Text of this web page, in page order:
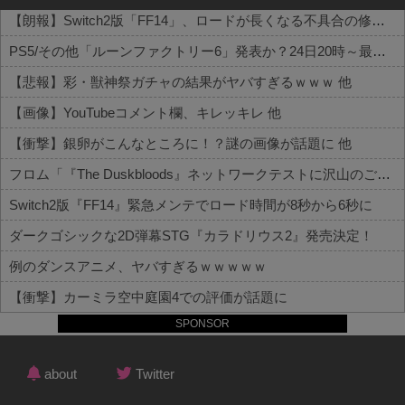
SPONSOR
【朗報】Switch2版「FF14」、ロードが長くなる不具合の修正パッチを本日配信 他
PS5/その他「ルーンファクトリー6」発表か？24日20時～最新情報を告知する20周年記念放送を実施 他
【悲報】彩・獣神祭ガチャの結果がヤバすぎるｗｗｗ 他
【画像】YouTubeコメント欄、キレッキレ 他
【衝撃】銀卵がこんなところに！？謎の画像が話題に 他
フロム「『The Duskbloods』ネットワークテストに沢山のご応募をいただき誠にありがとうございました｡」
Switch2版『FF14』緊急メンテでロード時間が8秒から6秒に
ダークゴシックな2D弾幕STG『カラドリウス2』発売決定！
例のダンスアニメ、ヤバすぎるｗｗｗｗｗ
【衝撃】カーミラ空中庭園4での評価が話題に
Powered by livedoor 相互RSS
about Twitter